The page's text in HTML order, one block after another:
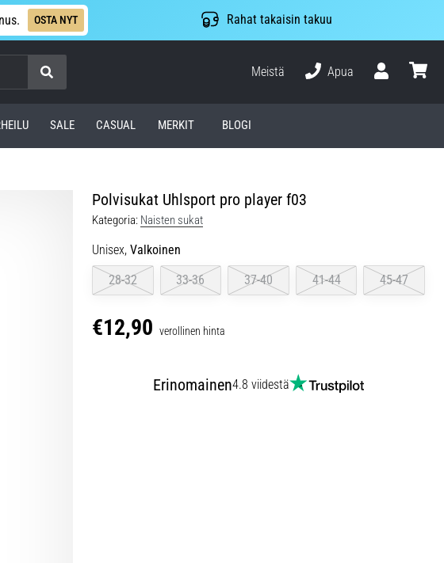
OSTA NYT Rahat takaisin takuu
Meistä
Apua
SALE CASUAL MERKIT BLOGI
Polvisukat Uhlsport pro player f03
Kategoria: Naisten sukat
Unisex, Valkoinen
28-32
33-36 37-40 41-44 45-47
€12,90 verollinen hinta
Erinomainen4.8 viidestä